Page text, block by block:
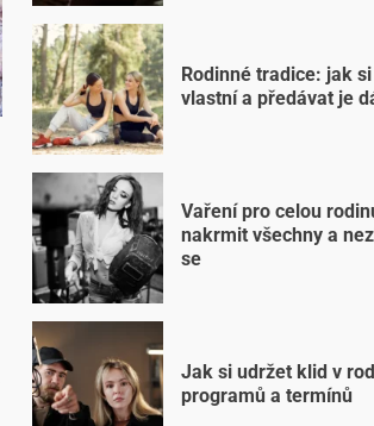
Rodinné tradice: jak
vlastní a předávat je
Vaření pro celou
nakrmit všechny a
se
Jak si udržet klid v
programů a termínů